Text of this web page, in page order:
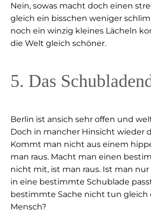
Nein, sowas macht doch einen
gleich ein bisschen weniger
noch ein winzig kleines Lächeln
die Welt gleich schöner.
5. Das
Berlin ist ansich sehr offen und
Doch in mancher Hinsicht wieder
Kommt man nicht aus einem
man raus. Macht man einen
nicht mit, ist man raus. Ist man
in eine bestimmte Schublade
bestimmte Sache nicht tun gleich
Mensch?